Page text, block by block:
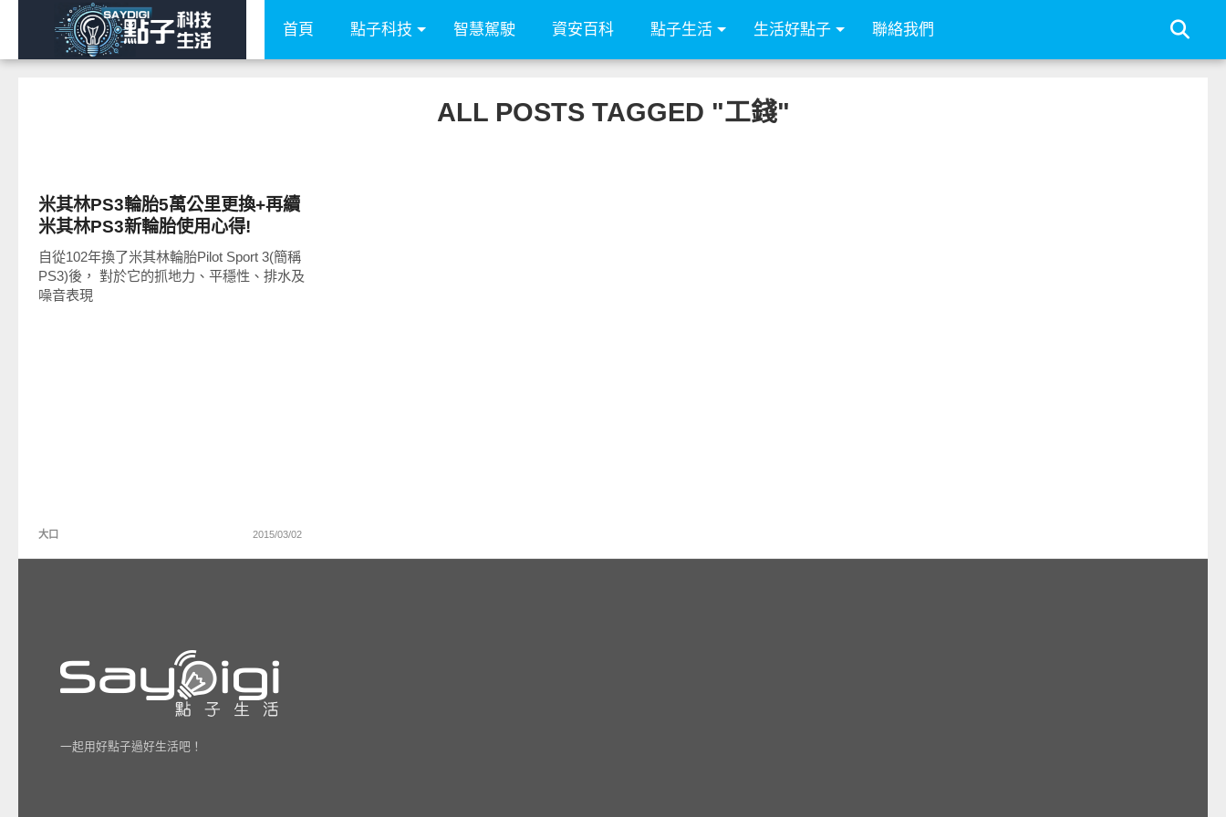
首頁 點子科技 智慧駕駛 資安百科 點子生活 生活好點子 聯絡我們
ALL POSTS TAGGED "工錢"
米其林PS3輪胎5萬公里更換+再續
米其林PS3新輪胎使用心得!
自從102年換了米其林輪胎Pilot Sport 3(簡稱
PS3)後， 對於它的抓地力、平穩性、排水及
噪音表現
大口 2015/03/02
一起用好點子過好生活吧！